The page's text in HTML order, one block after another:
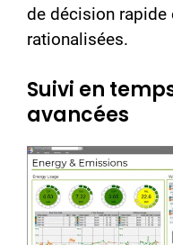
de décision rapide
rationalisées.
Suivi en
avancées